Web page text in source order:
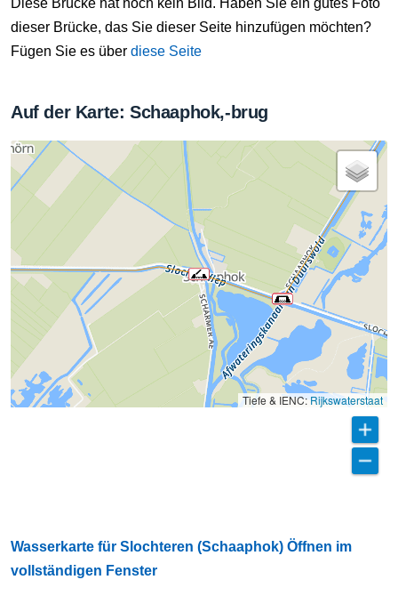
Diese Brücke hat noch kein Bild. Haben Sie ein gutes Foto
dieser Brücke, das Sie dieser Seite hinzufügen möchten?
Fügen Sie es über diese Seite
Auf der Karte: Schaaphok,-brug
Tiefe & IENC: Rijkswaterstaat
Wasserkarte für Slochteren (Schaaphok) Öffnen im
vollständigen Fenster